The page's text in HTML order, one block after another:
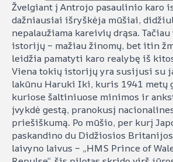
Žvelgiant į Antrojo pasaulinio karo
dažniausiai išryškėja mūšiai,
nepalaužiama kareivių drąsa.
istorijų – mažiau žinomų, bet itin
leidžia pamatyti karo realybę iš
Viena tokių istorijų yra susijusi su
lakūnu Haruki Iki, kuris 1941 metų
kuriose šaltiniuose minimos ir
įvykdė gestą, pranokusį
priešiškumą. Po mūšio, per kurį
paskandino du Didžiosios
laivyno laivus – „HMS Prince of